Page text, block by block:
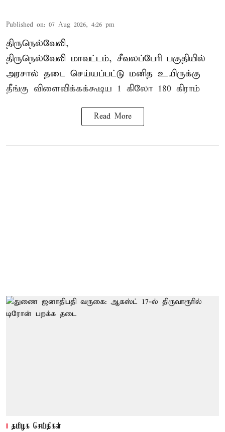
Published on: 07 Aug 2026, 4:26 pm
திருநெல்வேலி,
திருநெல்வேலி மாவட்டம், சீவலப்பேரி பகுதியில்
அரசால் தடை செய்யப்பட்டு மனித உயிருக்கு
தீங்கு விளைவிக்கக்கூடிய 1 கிலோ 180 கிராம்
Read More
தமிழக செய்திகள்